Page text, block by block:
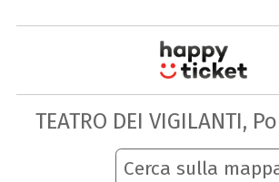
TEATRO DEI VIGILANTI,
Cerca sulla